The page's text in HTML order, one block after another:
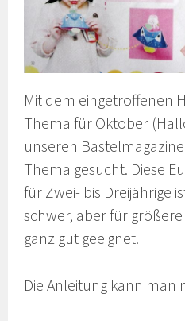
Mit dem eingetroffenen
Thema für Oktober
unseren
Thema gesucht. Diese
für Zwei- bis Dreijährige
schwer, aber für größere
ganz gut geeignet.
Die Anleitung kann man